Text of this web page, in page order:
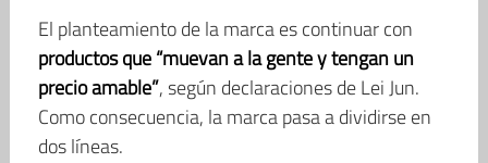
El planteamiento de la marca es continuar con
productos que “muevan a la gente y tengan un
precio amable”, según declaraciones de Lei Jun.
Como consecuencia, la marca pasa a dividirse en
dos líneas.